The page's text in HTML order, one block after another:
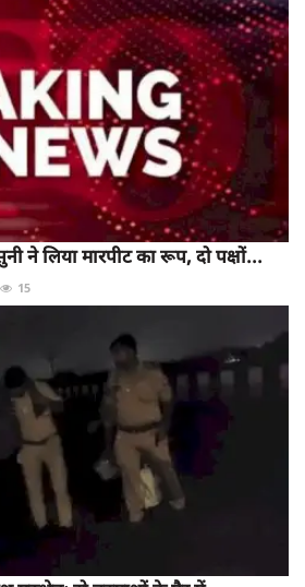
ने लिया मारपीट का रूप, दो पक्षों...
15